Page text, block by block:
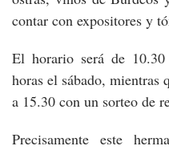
contar con expositores y
El horario será de
horas el sábado,
a 15.30 con un sorteo de
Precisamente este